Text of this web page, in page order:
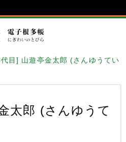
目] 山遊亭金太郎 (さんゆうてい
太郎 (さんゆうて